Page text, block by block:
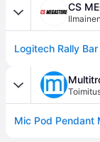
CS
Mic Pod Pendant